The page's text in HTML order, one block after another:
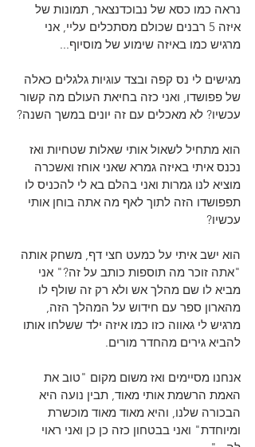
נראה כמו כסא של נבוכדנצאר, תמונות של
איזה 5 רבנים שכולם מסתכלים עליי, אני
מרגיש כמו באיזה שימוע של מוסיוף...
מגישים לי נס קפה ובצד עוגיות גלגלים כאלה
של פפושדו, ואני כזה בחיאת העולם מה קשור
עכשיו? לא מאכלים עם זה יונים במשך השנה?
הוא מתחיל לשאול אותי שאלות שטחיות ואז
נכנס איתי באיזה גמרא שאני אוחז ואשכרה
מוציא לנו גמרות ואני בהלם בא לי להכניס לו
תפפושדו הזה לתוך לאף מה אתה בוחן אותי
עכשיו?
הוא ישב איתי על כמעט חצי דף, משחק אותה
"אתה זוכר מה תוספות כותב על זה?" אני
מביא לו שם מהלך אש ולא רק זה שולף לו
מהארון ספר עם חידוש על המהלך הזה,
מרגיש לי גאווה כזו כמו איזה ילד ששלחו אותו
להביא גירים מהחדר מורים.
אנחנו מסיימים ואז משום מקום "טוב את
האמת הרשמת אותי מאוד, תבין נועה היא
הבכורה שלנו, והיא מאוד מאוד מוכשרת
ומיוחדת" ואני בבטחון כזה כן כן ואני ראוי